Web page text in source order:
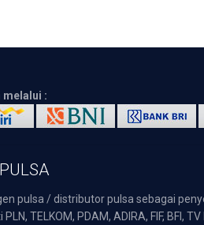
melalui :
pulsa / distributor pulsa sebagai
TELKOM, PDAM, ADIRA, FIF,